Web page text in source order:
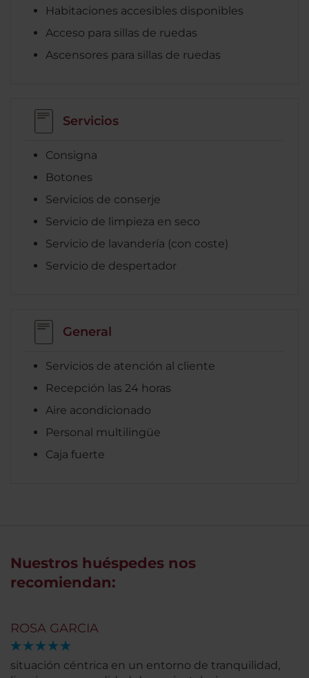
Habitaciones accesibles disponibles
Acceso para sillas de ruedas
Ascensores para sillas de ruedas
Servicios
Consigna
Botones
Servicios de conserje
Servicio de limpieza en seco
Servicio de lavandería (con coste)
Servicio de despertador
General
Servicios de atención al cliente
Recepción las 24 horas
Aire acondicionado
Personal multilingüe
Caja fuerte
Nuestros huéspedes nos
recomiendan:
ROSA GARCIA
situación céntrica en un entorno de tranquilidad,